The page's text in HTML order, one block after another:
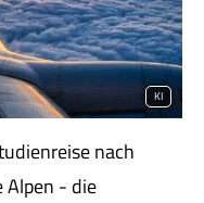
KI
nach
Alpen - die